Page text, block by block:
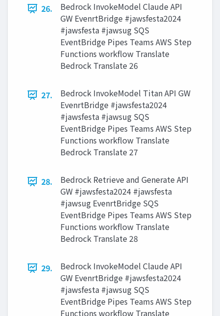
26.
Bedrock InvokeModel Claude API
GW EvenrtBridge #jawsfesta2024
#jawsfesta #jawsug SQS
EventBridge Pipes Teams AWS Step
Functions workflow Translate
Bedrock Translate 26
27.
Bedrock InvokeModel Titan API GW
EvenrtBridge #jawsfesta2024
#jawsfesta #jawsug SQS
EventBridge Pipes Teams AWS Step
Functions workflow Translate
Bedrock Translate 27
28.
Bedrock Retrieve and Generate API
GW #jawsfesta2024 #jawsfesta
#jawsug EvenrtBridge SQS
EventBridge Pipes Teams AWS Step
Functions workflow Translate
Bedrock Translate 28
29.
Bedrock InvokeModel Claude API
GW EvenrtBridge #jawsfesta2024
#jawsfesta #jawsug SQS
EventBridge Pipes Teams AWS Step
Functions workflow Translate